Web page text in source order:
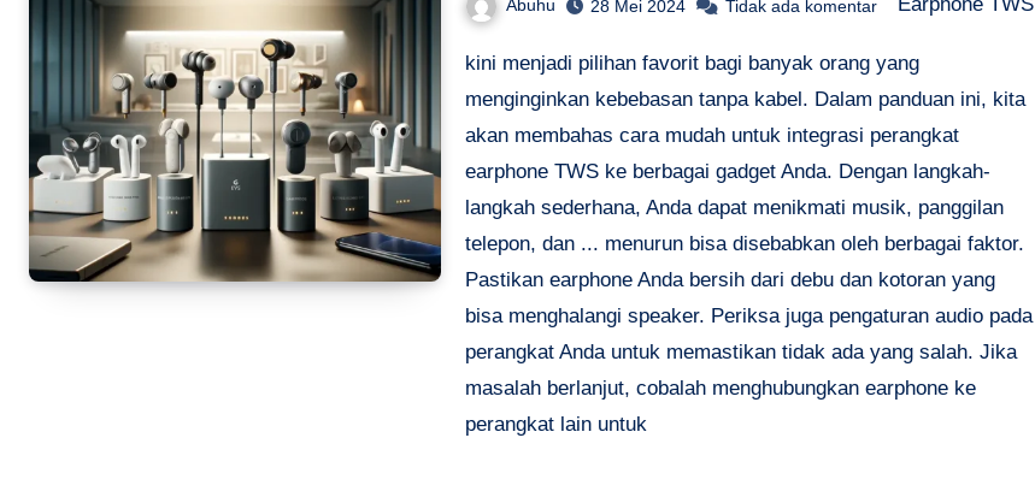
Abuhu 28 Mei 2024 Tidak ada komentar
kini menjadi pilihan favorit bagi banyak orang yang
menginginkan kebebasan tanpa kabel. Dalam panduan ini, kita
akan membahas cara mudah untuk integrasi perangkat
earphone TWS ke berbagai gadget Anda. Dengan langkah-
langkah sederhana, Anda dapat menikmati musik, panggilan
telepon, dan ... menurun bisa disebabkan oleh berbagai faktor.
Pastikan earphone Anda bersih dari debu dan kotoran yang
bisa menghalangi speaker. Periksa juga pengaturan audio pada
perangkat Anda untuk memastikan tidak ada yang salah. Jika
masalah berlanjut, cobalah menghubungkan earphone ke
perangkat lain untuk